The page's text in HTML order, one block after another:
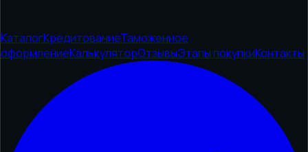
КаталогКредитованиеТаможенное
оформлениеКалькуляторОтзывыЭтапы покупкиКонтакты